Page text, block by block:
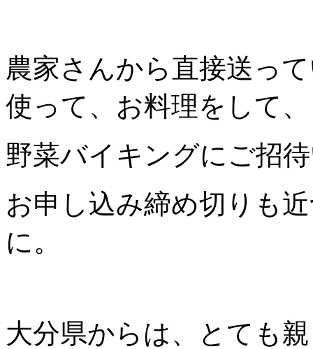
農家さんから直接送っ
使って、お料理をして、
野菜バイキングにご招
お申し込み締め切りも
に。
大分県からは、とても